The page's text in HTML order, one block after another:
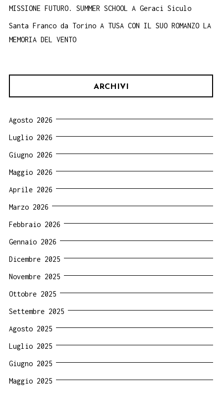
MISSIONE FUTURO. SUMMER SCHOOL A Geraci Siculo
Santa Franco da Torino A TUSA CON IL SUO ROMANZO LA
MEMORIA DEL VENTO
ARCHIVI
Agosto 2026
Luglio 2026
Giugno 2026
Maggio 2026
Aprile 2026
Marzo 2026
Febbraio 2026
Gennaio 2026
Dicembre 2025
Novembre 2025
Ottobre 2025
Settembre 2025
Agosto 2025
Luglio 2025
Giugno 2025
Maggio 2025